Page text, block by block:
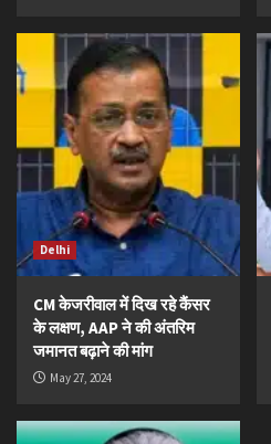
Delhi
CM केजरीवाल में दिख रहे कैंसर
के लक्षण, AAP ने की अंतरिम
जमानत बढ़ाने की मांग
May 27, 2024